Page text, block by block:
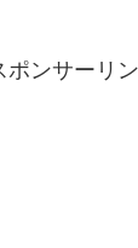
ポンサーリ